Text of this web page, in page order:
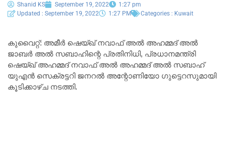
Shanid KS September 19, 2022
1:27 pm
Updated : September 19, 2022
1:27 PM Categories : Kuwait
കുവൈറ്റ്: അമീർ ഷെയ്ഖ് നവാഫ് അൽ അഹമ്മദ് അൽ
ജാബർ അൽ സബാഹിന്റെ പ്രതിനിധി, പ്രധാനമന്ത്രി
ഷെയ്ഖ് അഹമ്മദ് നവാഫ് അൽ അഹമ്മദ് അൽ സബാഹ്
യുഎൻ സെക്രട്ടറി ജനറൽ അന്റോണിയോ ഗുട്ടെറസുമായി
കൂടിക്കാഴ്ച നടത്തി.